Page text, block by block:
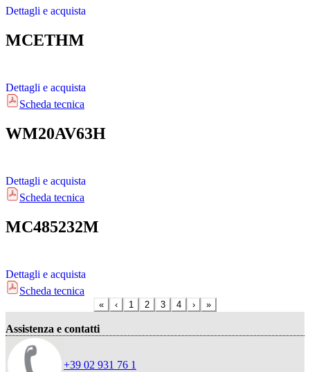
Dettagli e acquista
MCETHM
Dettagli e acquista
Scheda tecnica
WM20AV63H
Dettagli e acquista
Scheda tecnica
MC485232M
Dettagli e acquista
Scheda tecnica
« ‹ 1 2 3 4 › »
Assistenza e contatti
+39 02 931 76 1